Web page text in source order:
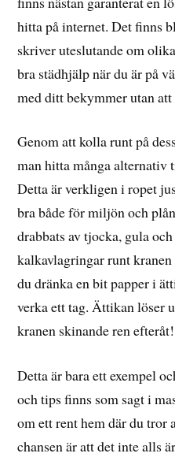
hitta på internet. Det finns
skriver uteslutande om
bra städhjälp när du är på
med ditt bekymmer utan att
Genom att kolla runt på
man hitta många
Detta är verkligen i ropet
bra både för miljön och
drabbats av tjocka, gula
kalkavlagringar runt
du dränka en bit papper i
verka ett tag. Ättikan löser
kranen skinande ren efteråt!
Detta är bara ett exempel
och tips finns som sagt i
om ett rent hem där du tror
chansen är att det inte alls